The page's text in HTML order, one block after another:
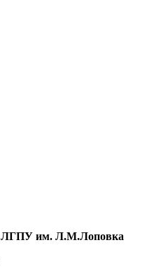
ЛГПУ им. Л.М.Лоповка